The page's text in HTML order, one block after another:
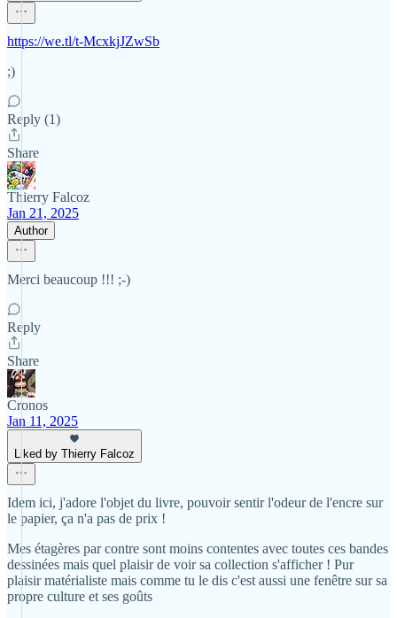
https://we.tl/t-McxkjJZwSb
;)
Reply (1)
Share
Thierry Falcoz
Jan 21, 2025
Author
Merci beaucoup !!! ;-)
Reply
Share
Cronos
Jan 11, 2025
Liked by Thierry Falcoz
Idem ici, j'adore l'objet du livre, pouvoir sentir l'odeur de l'encre sur
le papier, ça n'a pas de prix !
Mes étagères par contre sont moins contentes avec toutes ces bandes
dessinées mais quel plaisir de voir sa collection s'afficher ! Pur
plaisir matérialiste mais comme tu le dis c'est aussi une fenêtre sur sa
propre culture et ses goûts